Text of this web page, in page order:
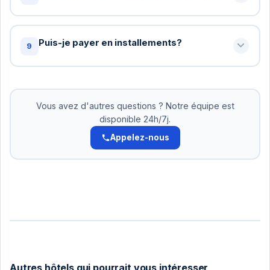
possible pour accommoder.
Oui! Pour les groupes de 10+ personnes, nous
offrons des tarifs spéciaux. Contactez-nous pour
9 Puis-je payer en installements?
nous acceptons le paiement en 2-3 versements.
Pas d'intérêts. Organisez cela avec notre équipe.
Vous avez d'autres questions ? Notre équipe est
disponible 24h/7j.
Appelez-nous
Autres hôtels qui pourrait vous intéresser